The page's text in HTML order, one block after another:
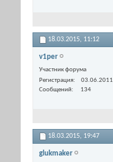
18.03.2015, 11:12
v1per
Участник форума
Регистрация
03.06.2011
Сообщений
134
18.03.2015, 19:47
glukmaker